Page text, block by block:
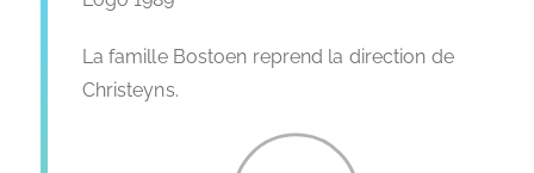
La famille Bostoen reprend la direction de
Christeyns.